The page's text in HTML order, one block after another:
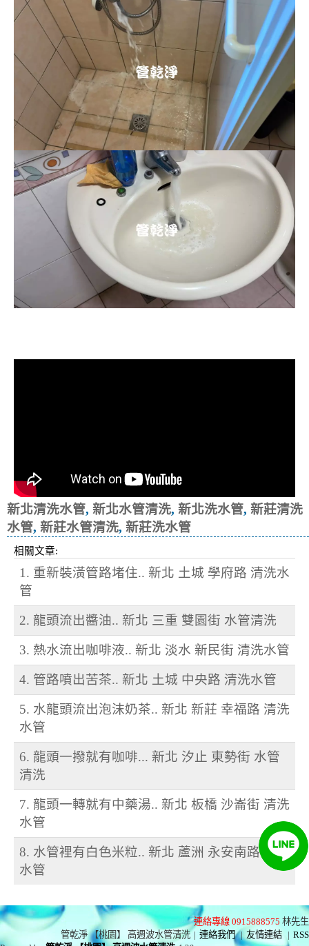
新北清洗水管, 新北水管清洗, 新北洗水管, 新莊清洗
水管, 新莊水管清洗, 新莊洗水管
相關文章:
1. 重新裝潢管路堵住.. 新北 土城 學府路 清洗水
管
2. 龍頭流出醬油.. 新北 三重 雙園街 水管清洗
3. 熱水流出咖啡液.. 新北 淡水 新民街 清洗水管
4. 管路噴出苦茶.. 新北 土城 中央路 清洗水管
5. 水龍頭流出泡沫奶茶.. 新北 新莊 幸福路 清洗
水管
6. 龍頭一撥就有咖啡... 新北 汐止 東勢街 水管
清洗
7. 龍頭一轉就有中藥湯.. 新北 板橋 沙崙街 清洗
水管
8. 水管裡有白色米粒.. 新北 蘆洲 永安南路 清洗
水管
連絡專線 0915888575 林先生
管乾淨 【桃園】 高週波水管清洗 | 連絡我們 | 友情連結 | RSS